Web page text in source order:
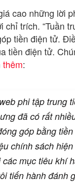
cao những lời
trích. “Tuần
tiền điện tử.
tiền điện tử.
thêm:
phi tập trung
đã có rất
góp bằng
chính sách
mục tiêu khí
tiến hành đánh